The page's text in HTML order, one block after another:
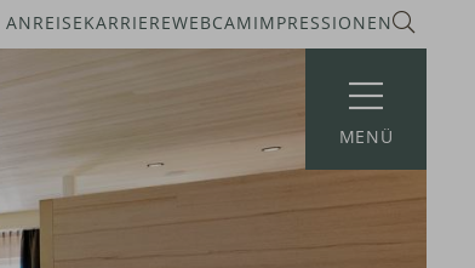
ANREISEKARRIEREWEBCAMIMPRESSIONEN
MENÜ